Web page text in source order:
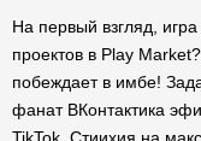
На первый взгляд,
проектов в Play
побеждает в имбе!
фанат ВКонтактика